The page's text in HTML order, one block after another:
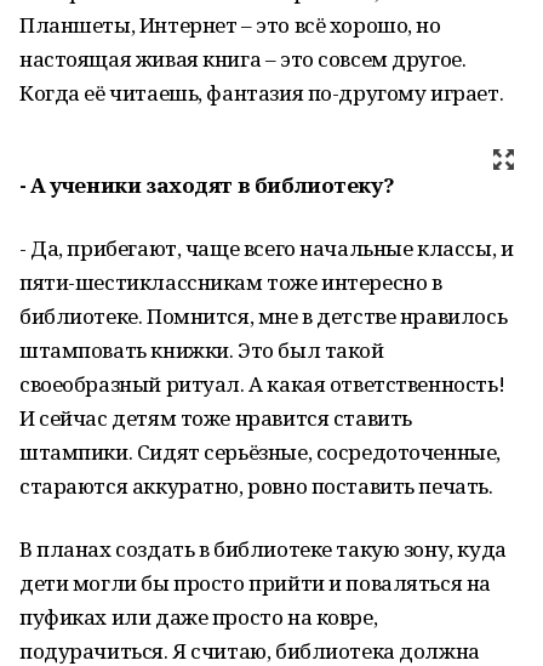
Планшеты, Интернет – это всё хорошо, но
настоящая живая книга – это совсем другое.
Когда её читаешь, фантазия по-другому играет.
- А ученики заходят в библиотеку?
- Да, прибегают, чаще всего начальные классы, и
пяти-шестиклассникам тоже интересно в
библиотеке. Помнится, мне в детстве нравилось
штамповать книжки. Это был такой
своеобразный ритуал. А какая ответственность!
И сейчас детям тоже нравится ставить
штампики. Сидят серьёзные, сосредоточенные,
стараются аккуратно, ровно поставить печать.
В планах создать в библиотеке такую зону, куда
дети могли бы просто прийти и поваляться на
пуфиках или даже просто на ковре,
подурачиться. Я считаю, библиотека должна